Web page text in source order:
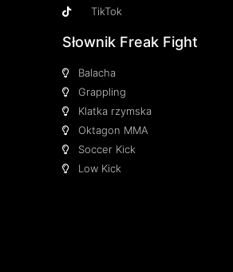
TikTok
Słownik Freak Fight
Balacha
Grappling
Klatka rzymska
Oktagon MMA
Soccer Kick
Low Kick